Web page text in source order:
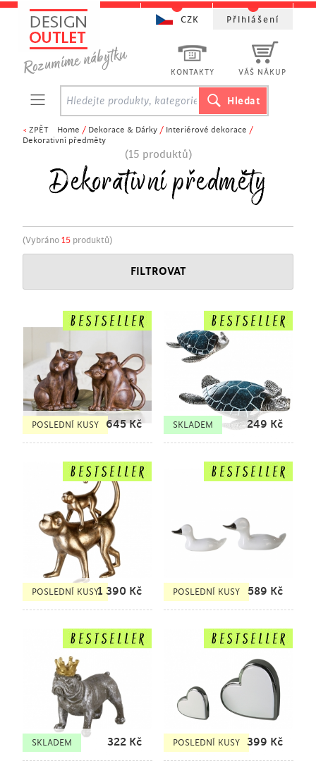
< ZPĚT Home / Dekorace & Dárky / Interiérové dekorace /
Dekorativní předměty
(15 produktů)
Dekorativní předměty
(Vybráno 15 produktů)
FILTROVAT
POSLEDNÍ KUSY 645Kč SKLADEM 249 Kč
POSLEDNÍ KUSY1 390 Kč POSLEDNÍ KUSY 589 Kč
SKLADEM 322 Kč POSLEDNÍ KUSY 399 Kč
KONTAKTY VÁŠ NÁKUP
CZK Přihlášení